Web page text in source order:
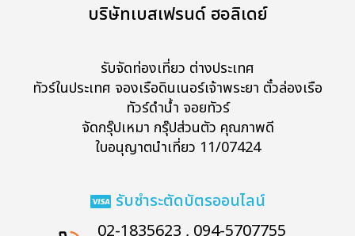
บริษัทเบสเฟรนด์ ฮอลิเดย์
รับจัดท่องเที่ยว ต่างประเทศ
ทัวร์ในประเทศ จองเรือดินเนอร์เจ้าพระยา ตั๋วล่องเรือ
ทัวร์ดำน้ำ จอยทัวร์
จัดกรุ๊ปเหมา กรุ๊ปส่วนตัว คุณภาพดี
ใบอนุญาตนำเที่ยว 11/07424
รับชำระตัดบัตรออนไลน์